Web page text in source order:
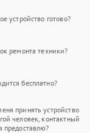
устройство готово?
ремонта техники?
бесплатно?
принять устройство
человек, контактный
предоставлю?